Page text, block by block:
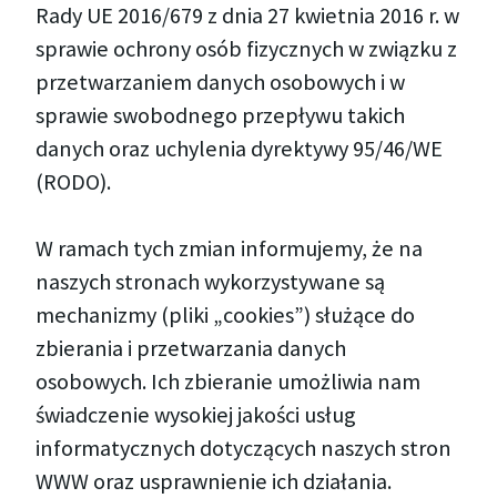
Rady UE 2016/679 z dnia 27 kwietnia 2016 r. w
sprawie ochrony osób fizycznych w związku z
przetwarzaniem danych osobowych i w
sprawie swobodnego przepływu takich
danych oraz uchylenia dyrektywy 95/46/WE
(RODO).
W ramach tych zmian informujemy, że na
naszych stronach wykorzystywane są
mechanizmy (pliki „cookies”) służące do
zbierania i przetwarzania danych
osobowych. Ich zbieranie umożliwia nam
świadczenie wysokiej jakości usług
informatycznych dotyczących naszych stron
WWW oraz usprawnienie ich działania.